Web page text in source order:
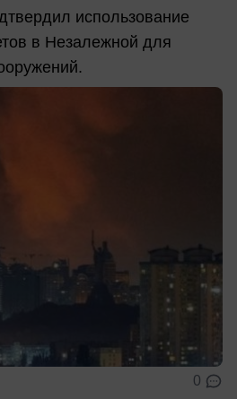
использование
в Незалежной для
0